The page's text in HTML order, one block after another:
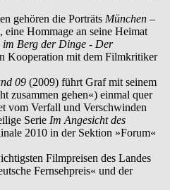
gehören die Porträts München –
Hommage an seine Heimat
im Berg der Dinge - Der
Kooperation mit dem Filmkritiker
09 (2009) führt Graf mit seinem
zusammen gehen«) einmal quer
vom Verfall und Verschwinden
Serie Im Angesicht des
2010 in der Sektion »Forum«
Filmpreisen des Landes
Fernsehpreis« und der